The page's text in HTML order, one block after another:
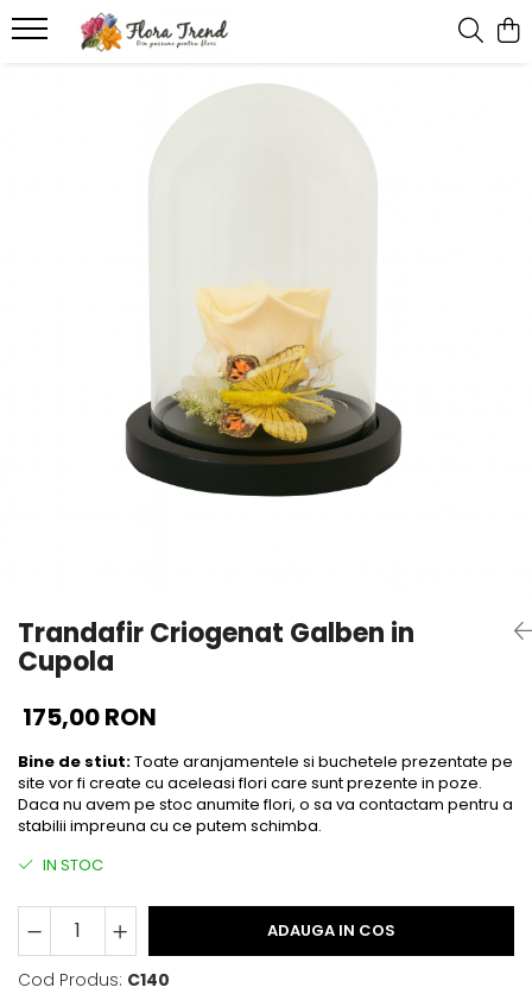
Trandafir Criogenat Galben in
Cupola
175,00 RON
Bine de stiut:Toate aranjamentele si buchetele prezentate pe
site vor fi create cu aceleasi flori care sunt prezente in poze.
Daca nu avem pe stoc anumite flori, o sa va contactam pentru a
stabilii impreuna cu ce putem schimba.
IN STOC
ADAUGA IN COS
Cod Produs: C140